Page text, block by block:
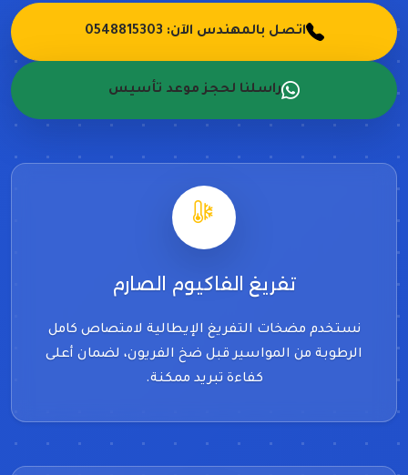
اتصل بالمهندس الآن: 0548815303
راسلنا لحجز موعد تأسيس
تفريغ الفاكيوم الصارم
نستخدم مضخات التفريغ الإيطالية لامتصاص كامل
الرطوبة من المواسير قبل ضخ الفريون، لضمان أعلى
كفاءة تبريد ممكنة.